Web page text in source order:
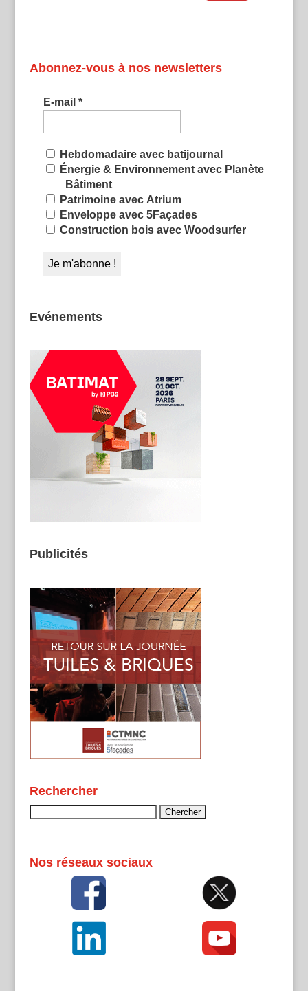
Abonnez-vous à nos newsletters
E-mail *
Hebdomadaire avec batijournal
Énergie & Environnement avec Planète
Bâtiment
Patrimoine avec Atrium
Enveloppe avec 5Façades
Construction bois avec Woodsurfer
Evénements
Publicités
Rechercher
Nos réseaux sociaux